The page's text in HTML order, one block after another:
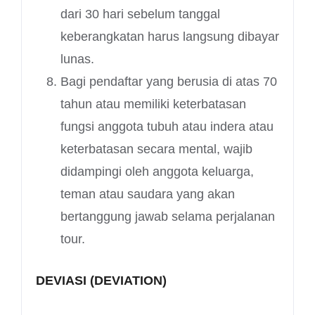
dari 30 hari sebelum tanggal
keberangkatan harus langsung dibayar
lunas.
Bagi pendaftar yang berusia di atas 70
tahun atau memiliki keterbatasan
fungsi anggota tubuh atau indera atau
keterbatasan secara mental, wajib
didampingi oleh anggota keluarga,
teman atau saudara yang akan
bertanggung jawab selama perjalanan
tour.
DEVIASI (DEVIATION)